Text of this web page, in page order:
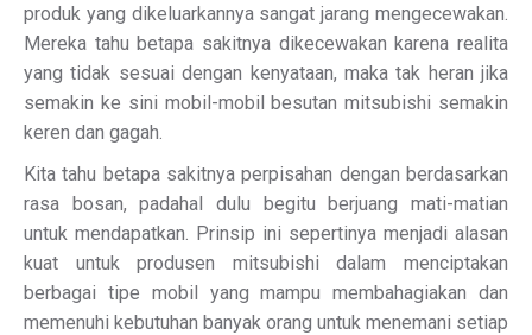
produk yang dikeluarkannya sangat jarang mengecewakan.
Mereka tahu betapa sakitnya dikecewakan karena realita
yang tidak sesuai dengan kenyataan, maka tak heran jika
semakin ke sini mobil-mobil besutan mitsubishi semakin
keren dan gagah.
Kita tahu betapa sakitnya perpisahan dengan berdasarkan
rasa bosan, padahal dulu begitu berjuang mati-matian
untuk mendapatkan. Prinsip ini sepertinya menjadi alasan
kuat untuk produsen mitsubishi dalam menciptakan
berbagai tipe mobil yang mampu membahagiakan dan
memenuhi kebutuhan banyak orang untuk menemani setiap